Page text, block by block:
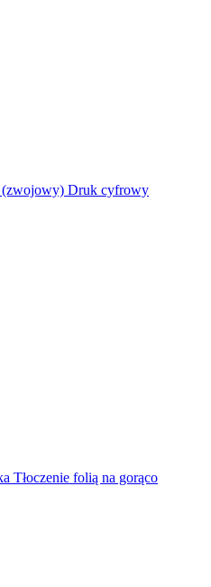
Druk cyfrowy
Tłoczenie folią na gorąco